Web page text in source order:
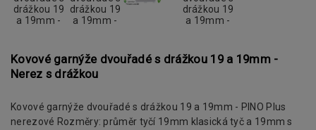
Kovové garnýže dvouřadé s drážkou 19 a 19mm -
Nerez s drážkou
Kovové garnýže dvouřadé s drážkou 19 a 19mm - PINO Plus
nerezové Rozměry: průměr tyčí 19mm klasická tyč a 19mm s